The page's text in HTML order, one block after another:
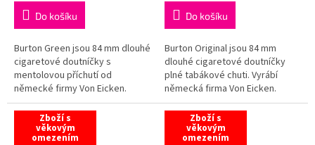
Do košíku
Burton Green jsou 84 mm dlouhé
cigaretové doutníčky s
mentolovou příchutí od
německé firmy Von Eicken.
Do košíku
Burton Original jsou 84 mm
dlouhé cigaretové doutníčky
plné tabákové chuti. Vyrábí
německá firma Von Eicken.
Zboží s
věkovým
omezením
Zboží s
věkovým
omezením